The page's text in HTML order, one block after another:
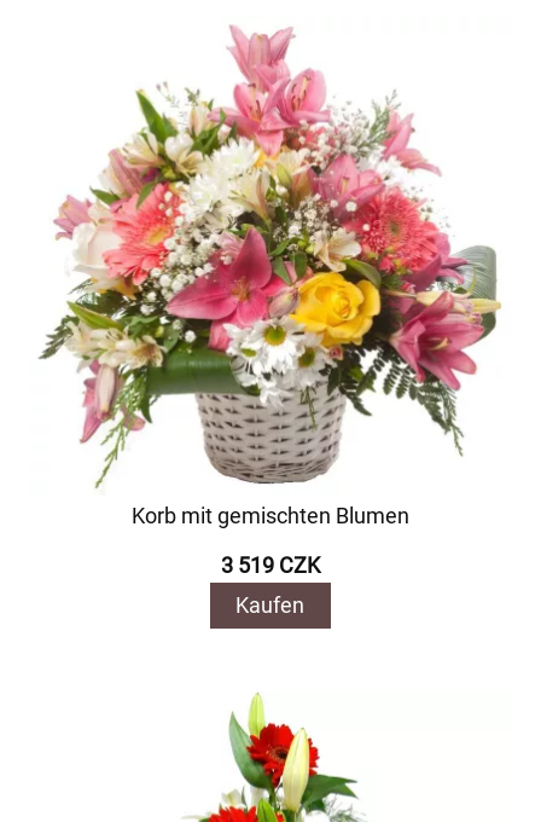
Korb mit gemischten Blumen
3 519 CZK
Kaufen